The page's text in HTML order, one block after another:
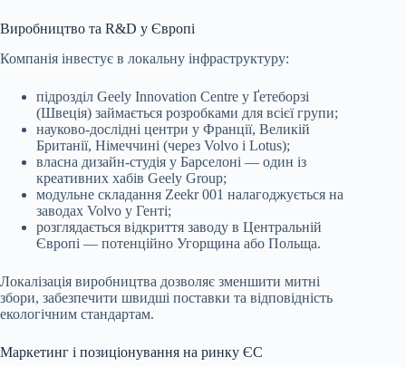
Виробництво та R&D у Європі
Компанія інвестує в локальну інфраструктуру:
підрозділ Geely Innovation Centre у Ґетеборзі
(Швеція) займається розробками для всієї групи;
науково-дослідні центри у Франції, Великій
Британії, Німеччині (через Volvo і Lotus);
власна дизайн-студія у Барселоні — один із
креативних хабів Geely Group;
модульне складання Zeekr 001 налагоджується на
заводах Volvo у Генті;
розглядається відкриття заводу в Центральній
Європі — потенційно Угорщина або Польща.
Локалізація виробництва дозволяє зменшити митні
збори, забезпечити швидші поставки та відповідність
екологічним стандартам.
Маркетинг і позиціонування на ринку ЄС